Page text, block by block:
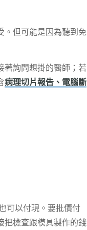
。但可能是因為聽到免
著詢問想掛的醫師；若
病理切片報告、電腦斷
可以付現。要批價付
把檢查跟模具製作的錢